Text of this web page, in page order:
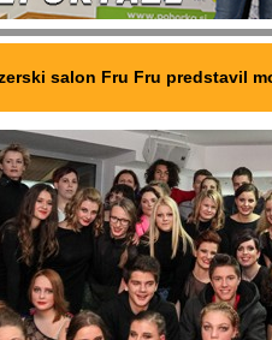
salon Fru Fru predstavil